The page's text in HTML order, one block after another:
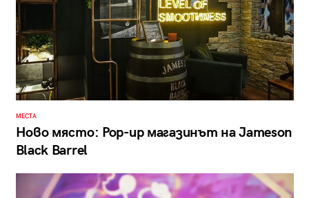
МЕСТА
Ново място: Pop-up магазинът на Jameson
Black Barrel